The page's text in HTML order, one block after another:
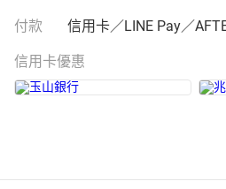
付款 信用卡／LINE Pay／
信用卡優惠